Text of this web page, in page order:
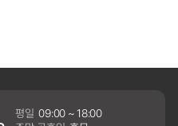
평일 09:00 ~ 18:00